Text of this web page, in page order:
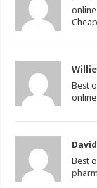
Best
Best